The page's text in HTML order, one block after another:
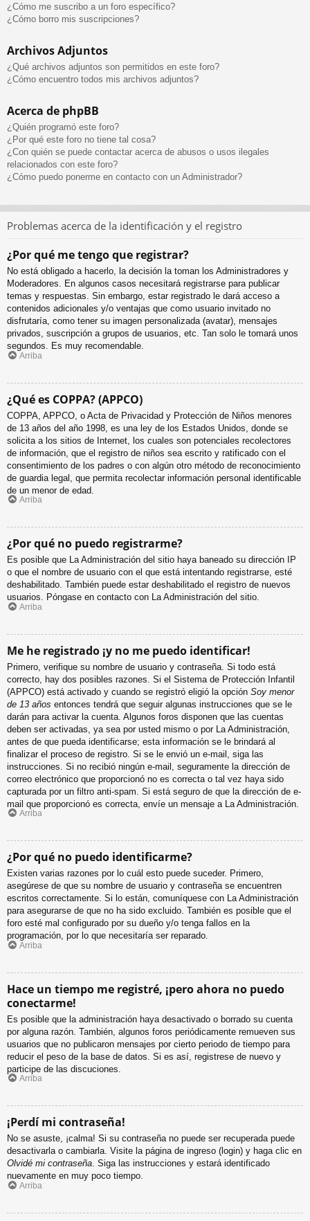
¿Cómo me suscribo a un foro específico?
¿Cómo borro mis suscripciones?
Archivos Adjuntos
¿Qué archivos adjuntos son permitidos en este foro?
¿Cómo encuentro todos mis archivos adjuntos?
Acerca de phpBB
¿Quién programó este foro?
¿Por qué este foro no tiene tal cosa?
¿Con quién se puede contactar acerca de abusos o usos ilegales
relacionados con este foro?
¿Cómo puedo ponerme en contacto con un Administrador?
Problemas acerca de la identificación y el registro
¿Por qué me tengo que registrar?
No está obligado a hacerlo, la decisión la toman los Administradores y
Moderadores. En algunos casos necesitará registrarse para publicar
temas y respuestas. Sin embargo, estar registrado le dará acceso a
contenidos adicionales y/o ventajas que como usuario invitado no
disfrutaría, como tener su imagen personalizada (avatar), mensajes
privados, suscripción a grupos de usuarios, etc. Tan solo le tomará unos
segundos. Es muy recomendable.
Arriba
¿Qué es COPPA? (APPCO)
COPPA, APPCO, o Acta de Privacidad y Protección de Niños menores
de 13 años del año 1998, es una ley de los Estados Unidos, donde se
solicita a los sitios de Internet, los cuales son potenciales recolectores
de información, que el registro de niños sea escrito y ratificado con el
consentimiento de los padres o con algún otro método de reconocimiento
de guardia legal, que permita recolectar información personal identificable
de un menor de edad.
Arriba
¿Por qué no puedo registrarme?
Es posible que La Administración del sitio haya baneado su dirección IP
o que el nombre de usuario con el que está intentando registrarse, esté
deshabilitado. También puede estar deshabilitado el registro de nuevos
usuarios. Póngase en contacto con La Administración del sitio.
Arriba
Me he registrado ¡y no me puedo identificar!
Primero, verifique su nombre de usuario y contraseña. Si todo está
correcto, hay dos posibles razones. Si el Sistema de Protección Infantil
(APPCO) está activado y cuando se registró eligió la opción Soy menor
de 13 años entonces tendrá que seguir algunas instrucciones que se le
darán para activar la cuenta. Algunos foros disponen que las cuentas
deben ser activadas, ya sea por usted mismo o por La Administración,
antes de que pueda identificarse; esta información se le brindará al
finalizar el proceso de registro. Si se le envió un e-mail, siga las
instrucciones. Si no recibió ningún e-mail, seguramente la dirección de
correo electrónico que proporcionó no es correcta o tal vez haya sido
capturada por un filtro anti-spam. Si está seguro de que la dirección de e-
mail que proporcionó es correcta, envíe un mensaje a La Administración.
Arriba
¿Por qué no puedo identificarme?
Existen varias razones por lo cuál esto puede suceder. Primero,
asegúrese de que su nombre de usuario y contraseña se encuentren
escritos correctamente. Si lo están, comuníquese con La Administración
para asegurarse de que no ha sido excluido. También es posible que el
foro esté mal configurado por su dueño y/o tenga fallos en la
programación, por lo que necesitaría ser reparado.
Arriba
Hace un tiempo me registré, ¡pero ahora no puedo
conectarme!
Es posible que la administración haya desactivado o borrado su cuenta
por alguna razón. También, algunos foros periódicamente remueven sus
usuarios que no publicaron mensajes por cierto periodo de tiempo para
reducir el peso de la base de datos. Si es así, registrese de nuevo y
participe de las discuciones.
Arriba
¡Perdí mi contraseña!
No se asuste, ¡calma! Si su contraseña no puede ser recuperada puede
desactivarla o cambiarla. Visite la página de ingreso (login) y haga clic en
Olvidé mi contraseña. Siga las instrucciones y estará identificado
nuevamente en muy poco tiempo.
Arriba